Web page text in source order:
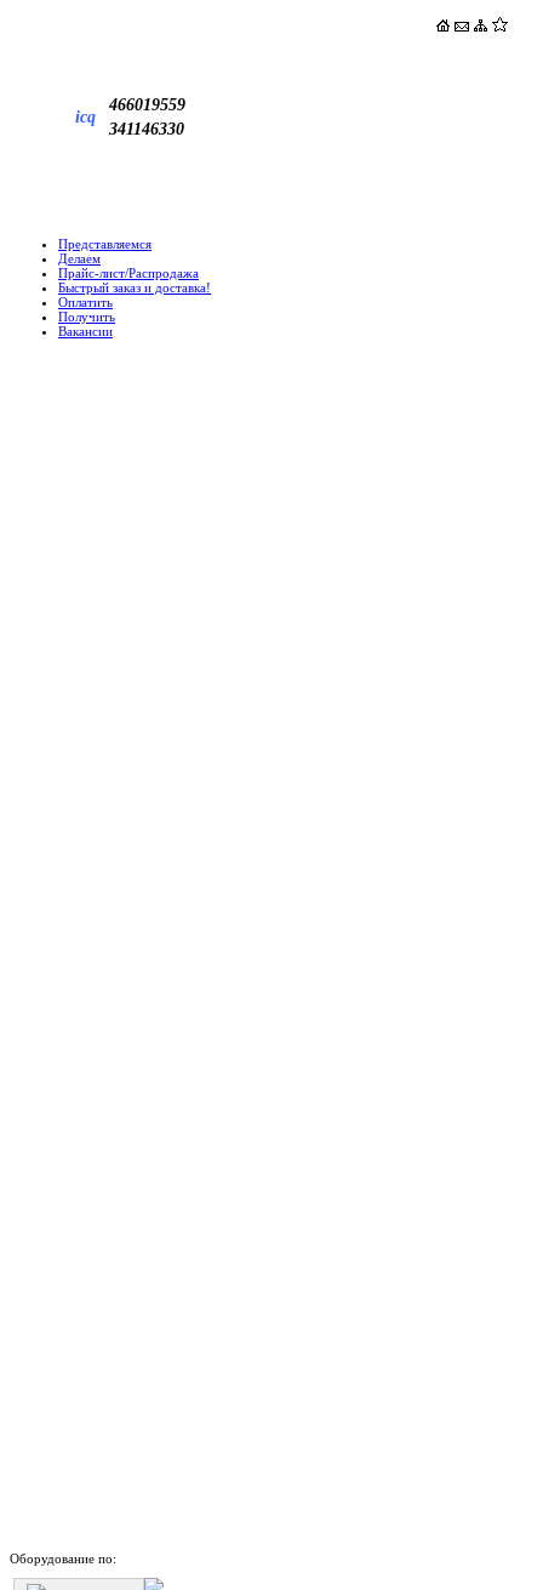
icq
466019559
341146330
Представляемся
Делаем
Прайс-лист/Распродажа
Быстрый заказ и доставка!
Оплатить
Получить
Вакансии
Оборудование по: